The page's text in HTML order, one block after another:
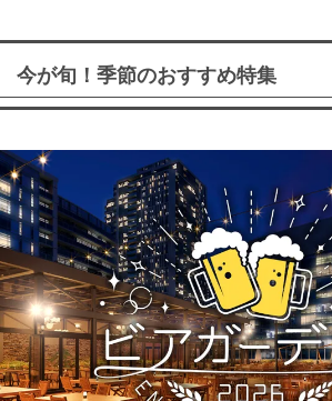
今が旬！季節のおすすめ特集